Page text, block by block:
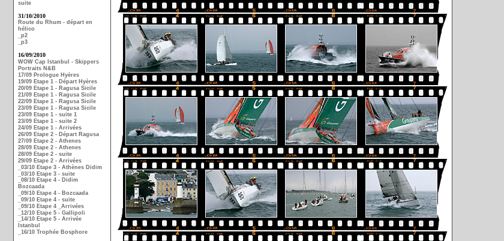
suite
31/10/2010
Route du Rhum - départ en
hélico
_p2
_p3
16/09/2010
WOW Cap Istanbul - Skippers
Portraits N&B
17/09 Prologue Hyères
19/09 Etape 1 - Départ Hyères
20/09 Etape 1 - Ragusa Sicile
21/09 Etape 1 - Ragusa Sicile
22/09 Etape 1 - Ragusa Sicile
23/09 Etape 1 - Ragusa Sicile
23/09 Etape 1 - suite 1
23/09 Etape 1 - suite 2
24/09 Etape 1 - Arrivées
26/09 Etape 2 - Départ Ragusa
27/09 Etape 2 - Athenes
28/09 Etape 2 - Athenes
28/09 Etape 2 - suite
29/09 Etape 2 - Arrivées
_03/10 Etape 3 - Athènes Didim
_03/10 Etape 3 - suite
_08/10 Etape 4 - Didim
Bozcaada
_09/10 Etape 4 - Bozcaada
_09/10 Etape 4 - suite
_09/10 Etape 4 _Arrivées
_12/10 Etape 5 - Gallipoli
_14/10 Etape 5 - Arrivée
Istanbul
_16/10 Trophée Bosphore